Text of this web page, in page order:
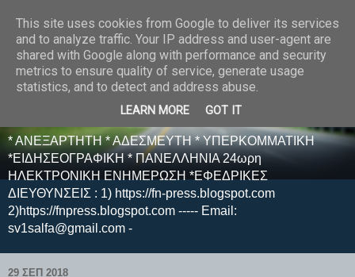
E F E N P R E S S -
ΗΛΕΚΤΡΟΝΙΚΗ
ΕΦΗΜΕΡΙΔΑ
* ΑΝΕΞΑΡΤΗΤΗ * ΑΔΕΣΜΕΥΤΗ * ΥΠΕΡΚΟΜΜΑΤΙΚΗ
*ΕΙΔΗΣΕΟΓΡΑΦΙΚΗ * ΠΑΝΕΛΛΗΝΙΑ 24ωρη
ΗΛΕΚΤΡΟΝΙΚΗ ΕΝΗΜΕΡΩΣΗ *ΕΦΕΔΡΙΚΕΣ
ΔΙΕΥΘΥΝΣΕΙΣ : 1) https://fn-press.blogspot.com
2)https://fnpress.blogspot.com ----- Email:
sv1salfa@gmail.com -
29 ΣΕΠ 2018
This site uses cookies from Google to deliver its services
and to analyze traffic. Your IP address and user-agent are
shared with Google along with performance and security
metrics to ensure quality of service, generate usage
statistics, and to detect and address abuse.
LEARN MORE GOT IT